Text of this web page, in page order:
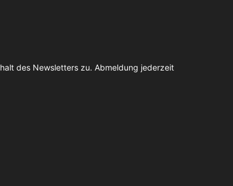
des Newsletters zu. Abmeldung jederzeit